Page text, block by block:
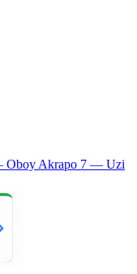
Oboy Akrapo 7 — Uzi